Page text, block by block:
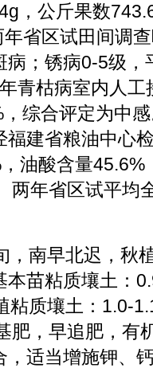
，公斤果数
省区试田间调
病；锈病0-5级，
青枯病室内人
综合评定为中
福建省粮油中心
油酸含量
两年省区试平均
，南早北迟，秋
本苗粘质壤土：
粘质壤土：1.0-
肥，早追肥，有
，适当增施钾、